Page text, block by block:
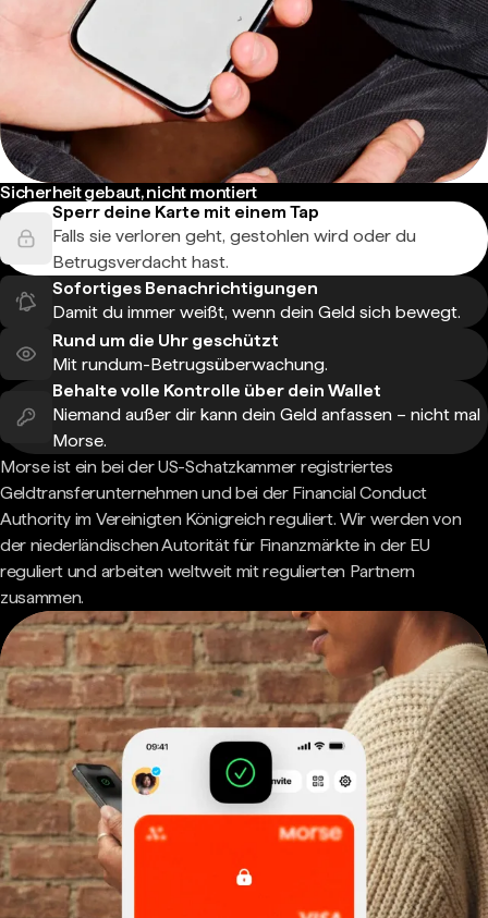
Sicherheit gebaut, nicht montiert
Sperr deine Karte mit einem Tap
Falls sie verloren geht, gestohlen wird oder du
Betrugsverdacht hast.
Sofortiges Benachrichtigungen
Damit du immer weißt, wenn dein Geld sich bewegt.
Rund um die Uhr geschützt
Mit rundum-Betrugsüberwachung.
Behalte volle Kontrolle über dein Wallet
Niemand außer dir kann dein Geld anfassen – nicht mal
Morse.
Morse ist ein bei der US-Schatzkammer registriertes
Geldtransferunternehmen und bei der Financial Conduct
Authority im Vereinigten Königreich reguliert. Wir werden von
der niederländischen Autorität für Finanzmärkte in der EU
reguliert und arbeiten weltweit mit regulierten Partnern
zusammen.